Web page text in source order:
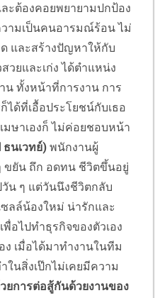
ะต้องคอยพยายามปกป้อง
วามเป็นคนอารมณ์ร้อน ไม่
และสร้างปัญหาให้กับ
ยและเก่ง ได้ตำแหน่ง
ทั้งหน้าที่การงาน การ
ได้ที่เอื้อประโยชน์กับเธอ
ษาเองก็ ไม่ค่อยชอบหน้า
ธนเวทย์) พนักงานผู้
ขยัน ถึก อดทน ชีวิตขึ้นอยู่
น ๆ แต่วันนึงชีวิตกลับ
ซลล์น้องใหม่ น่ารักและ
อไปทำธุรกิจของตัวเอง
เมื่อได้มาทำงานในทีม
นสิ่งเป๊กไม่เคยมีความ
วยการต่อสู้กันด้วยงานของ